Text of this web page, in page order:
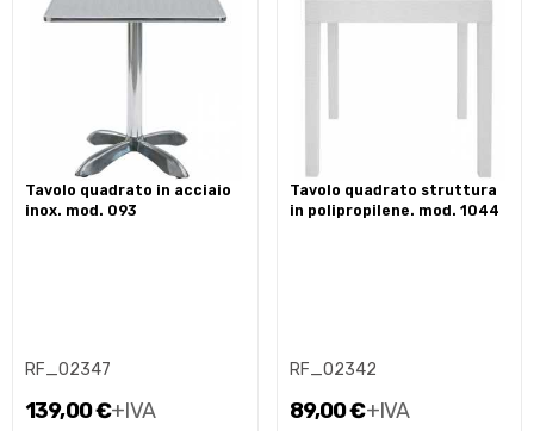
tavolo quadrato in acciaio
inox. mod. 093
RF_02347
139,00 €+IVA
tavolo quadrato struttura
in polipropilene. mod. 1044
RF_02342
89,00 €+IVA